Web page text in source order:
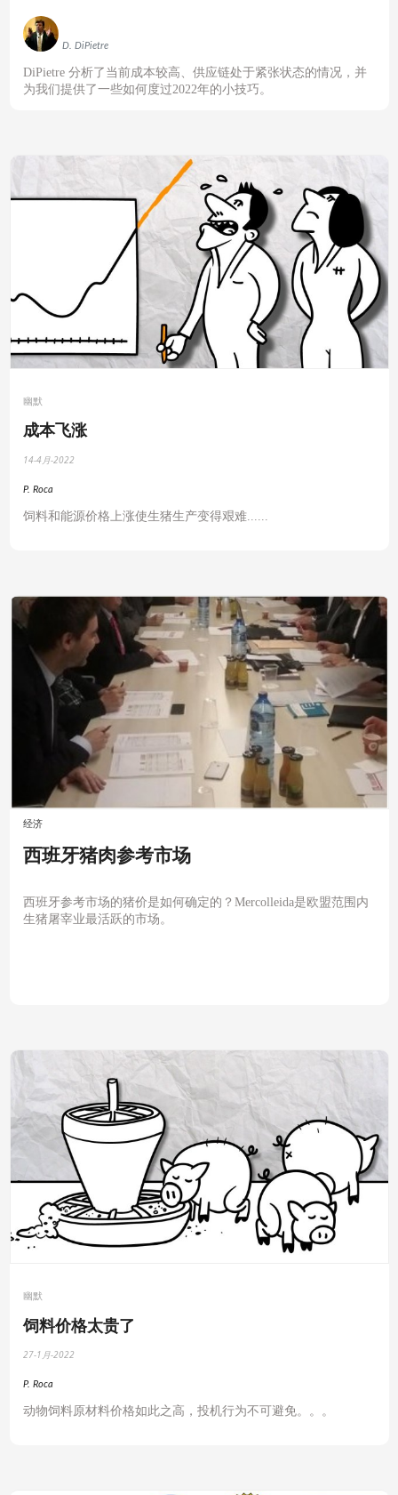
D. DiPietre
DiPietre 分析了当前成本较高、供应链处于紧张状态的情况，并
为我们提供了一些如何度过2022年的小技巧。
幽默
成本飞涨
14-4月-2022
P. Roca
饲料和能源价格上涨使生猪生产变得艰难......
经济
西班牙猪肉参考市场
西班牙参考市场的猪价是如何确定的？Mercolleida是欧盟范围内
生猪屠宰业最活跃的市场。
幽默
饲料价格太贵了
27-1月-2022
P. Roca
动物饲料原材料价格如此之高，投机行为不可避免。。。